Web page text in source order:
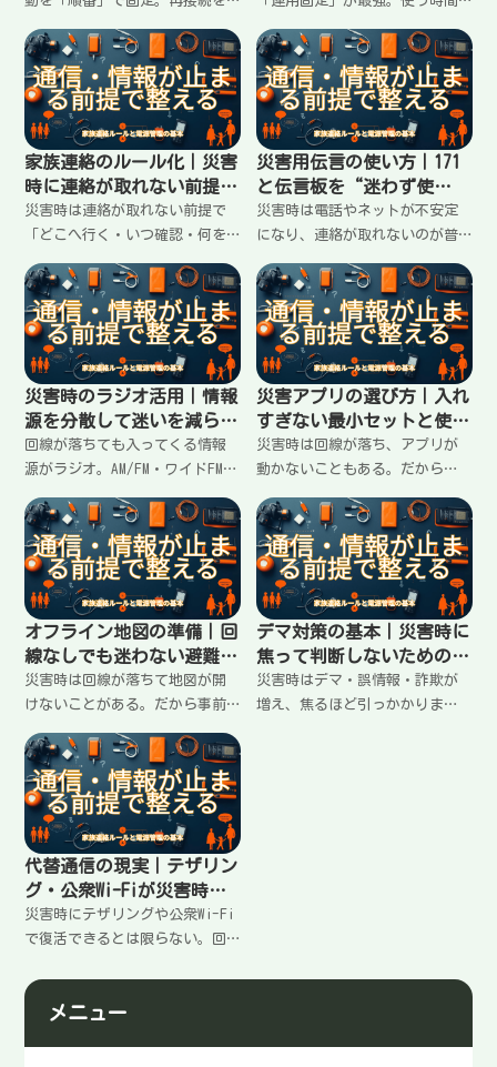
家族へ通る短文テンプレ、情報
源の切り替え、やらない方がい
い行動まで。通信が止まる前提
で最短で回す。
と通知を絞る、寒さで電池が落
ちる対策、充電の無駄を消すコ
ツまで。家族で揉めないための
土台も作れます。
家族連絡のルール化｜災害
時に連絡が取れない前提で
決める最小セット
災害時は連絡が取れない前提で
「どこへ行く・いつ確認・何を
ます。集合場所の決め方、短文
テンプレ、安否確認の順番、子
どもがいる場合のルールまで、
家庭でそのまま使える形で整
理。
災害用伝言の使い方｜171
と伝言板を“迷わず使
う”ための家族ルール
災害時は電話やネットが不安定
になり、連絡が取れないのが普
社の災害用伝言板を、当日迷わ
ず使うための「家族のキー（番
号）」「短文テンプレ」「使う
順番」を固定して整理します。
災害時のラジオ活用｜情報
源を分散して迷いを減らす
聞き方と準備
回線が落ちても入ってくる情報
源がラジオ。AM/FM・ワイドFM・
で、持ち方の選び方と運用のコ
ツを整理。聞く時間を固定し、
必要な情報だけ拾って不安を増
やさない使い方をまとめまし
た。
災害アプリの選び方｜入れ
すぎない最小セットと使う
順番
災害時は回線が落ち、アプリが
動かないこともある。だから
提」で選ぶのが正解。通知の使
い分け、地図・警報・自治体情
報の最小セット、入れた後にや
る設定まで、迷わない基準で整
理します。
オフライン地図の準備｜回
線なしでも迷わない避難ル
ートの作り方
災害時は回線が落ちて地図が開
けないことがある。だから事前
「避難所・給水・病院・家族の
集合」を保存しておくのが強
い。保存の手順、メモの残し
方、紙地図の保険まで実用的に
整理。
デマ対策の基本｜災害時に
焦って判断しないための確
認ルール
災害時はデマ・誤情報・詐欺が
増え、焦るほど引っかかりま
代替通信の現実｜テザリン
グ・公衆Wi-Fiが災害時に
当てにならない理由と使い
方
災害時にテザリングや公衆Wi-Fi
で復活できるとは限らない。回
耗・速度低下など現実の制約を
整理し、使う優先順位（連絡→
メニュー